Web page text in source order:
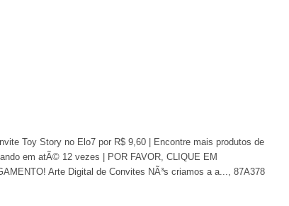
Toy Story no Elo7 por R$ 9,60 | Encontre mais produtos de
em atÃ© 12 vezes | POR FAVOR, CLIQUE EM
Arte Digital de Convites NÃ³s criamos a a..., 87A378